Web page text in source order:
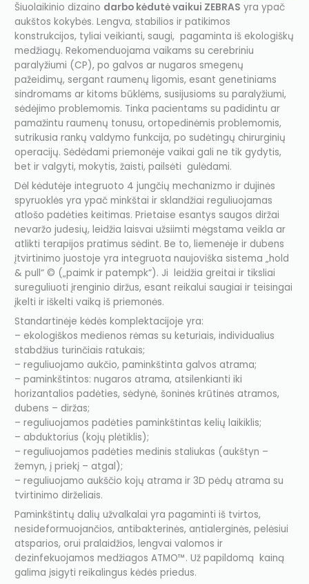
Šiuolaikinio dizaino darbo kėdutė vaikui ZEBRAS yra ypač
aukštos kokybės. Lengva, stabilios ir patikimos
konstrukcijos, tyliai veikianti, saugi, pagaminta iš ekologiškų
medžiagų. Rekomenduojama vaikams su cerebriniu
paralyžiumi (CP), po galvos ar nugaros smegenų
pažeidimų, sergant raumenų ligomis, esant genetiniams
sindromams ar kitoms būklėms, susijusioms su paralyžiumi,
sėdėjimo problemomis. Tinka pacientams su padidintu ar
pamažintu raumenų tonusu, ortopedinėmis problemomis,
sutrikusia rankų valdymo funkcija, po sudėtingų chirurginių
operacijų. Sėdėdami priemonėje vaikai gali ne tik gydytis,
bet ir valgyti, mokytis, žaisti, pailsėti gulėdami.
Dėl kėdutėje integruoto 4 jungčių mechanizmo ir dujinės
spyruoklės yra ypač minkštai ir sklandžiai reguliuojamas
atlošo padėties keitimas. Prietaise esantys saugos diržai
nevaržo judesių, leidžia laisvai užsiimti mėgstama veikla ar
atlikti terapijos pratimus sėdint. Be to, liemenėje ir dubens
įtvirtinimo juostoje yra integruota naujoviška sistema „hold
& pull“ © („paimk ir patempk“). Ji leidžia greitai ir tiksliai
sureguliuoti įrenginio diržus, esant reikalui saugiai ir teisingai
įkelti ir iškelti vaiką iš priemonės.
Standartinėje kėdės komplektacijoje yra:
– ekologiškos medienos rėmas su keturiais, individualius
stabdžius turinčiais ratukais;
– reguliuojamo aukčio, paminkštinta galvos atrama;
– paminkštintos: nugaros atrama, atsilenkianti iki
horizantalios padėties, sėdynė, šoninės krūtinės atramos,
dubens – diržas;
– reguliuojamos padėties paminkštintas kelių laikiklis;
– abduktorius (kojų plėtiklis);
– reguliuojamos padėties medinis staliukas (aukštyn –
žemyn, į priekį – atgal);
– reguliuojamo aukščio kojų atrama ir 3D pėdų atrama su
tvirtinimo dirželiais.
Paminkštintų dalių užvalkalai yra pagaminti iš tvirtos,
nesideformuojančios, antibakterinės, antialerginės, pelėsiui
atsparios, orui pralaidžios, lengvai valomos ir
dezinfekuojamos medžiagos ATMO™. Už papildomą kainą
galima įsigyti reikalingus kėdės priedus.